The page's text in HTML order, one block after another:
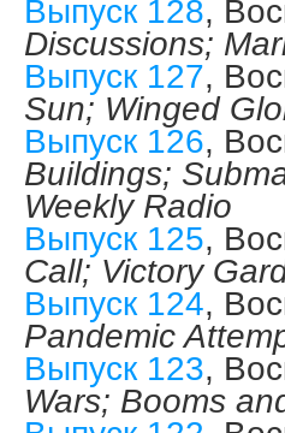
Выпуск 128,
Discussions;
Выпуск 127,
Sun; Winged
Выпуск 126,
Buildings;
Weekly Radio
Выпуск 125,
Call; Victory
Выпуск 124,
Pandemic
Выпуск 123,
Wars; Booms